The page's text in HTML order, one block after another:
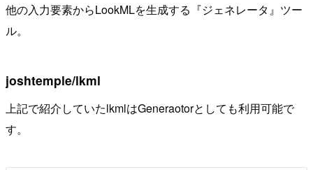
他の入力要素からLookMLを生成する『ジェネレータ』ツー
ル。
joshtemple/lkml
上記で紹介していたlkmlはGeneraotorとしても利用可能で
す。